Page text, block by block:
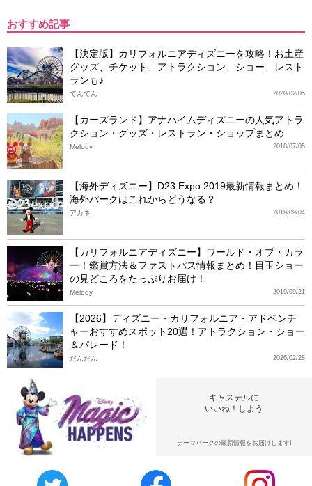
おすすめ記事
【決定版】カリフォルニアディズニーを攻略！お土産
グッズ、チケット、アトラクション、ショー、レスト
ランも♪
2020/02/05
てんてん
【カーズランド】アナハイムディズニーの人気アトラ
クション・グッズ・レストラン・ショップまとめ
2018/07/05
Melody
【海外ディズニー】D23 Expo 2019最新情報まとめ！
海外パークはこれからどうなる？
2019/09/04
アカネ
【カリフォルニアディズニー】ワールド・オブ・カラ
ー！鑑賞方法＆ファストパス情報まとめ！目玉ショー
の見どころをたっぷりお届け！
2019/09/21
Melody
【2026】ディズニー・カリフォルニア・アドベンチ
ャーおすすめスポット20選！アトラクション・ショー
＆パレード！
2026/02/28
だんだん
キャステルに
いいね！しよう
テーマパークの最新情報をお届けします!